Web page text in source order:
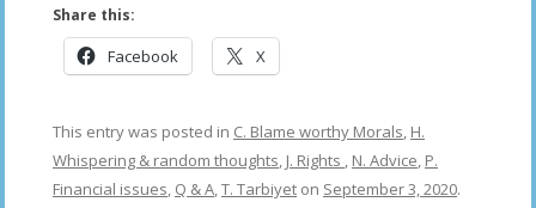
Share this:
Facebook X
This entry was posted in C. Blame worthy Morals, H.
Whispering & random thoughts, J. Rights , N. Advice, P.
Financial issues, Q & A,T. Tarbiyet on September 3, 2020.